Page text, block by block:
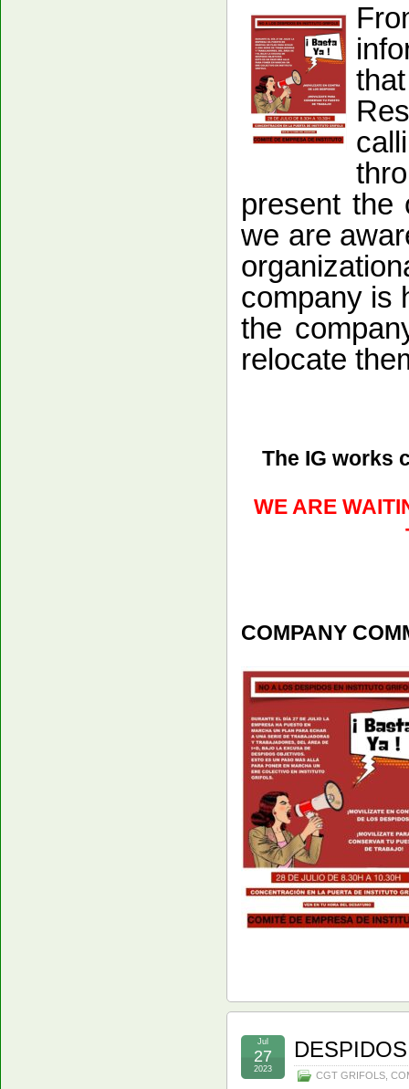
present the
we are
company is
the
relocate
The IG works
WE ARE
COMPANY
CGT GRIFOLS
Jul
27
2023